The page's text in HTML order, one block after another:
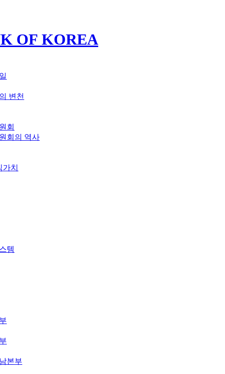
OF KOREA
변천
회
회의 역사
치
템
본부